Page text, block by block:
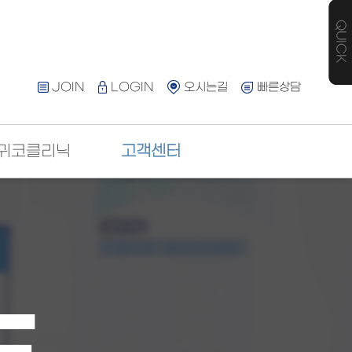
JOIN LOGIN 오시는길 빠른상담
코클리닉 고객센터